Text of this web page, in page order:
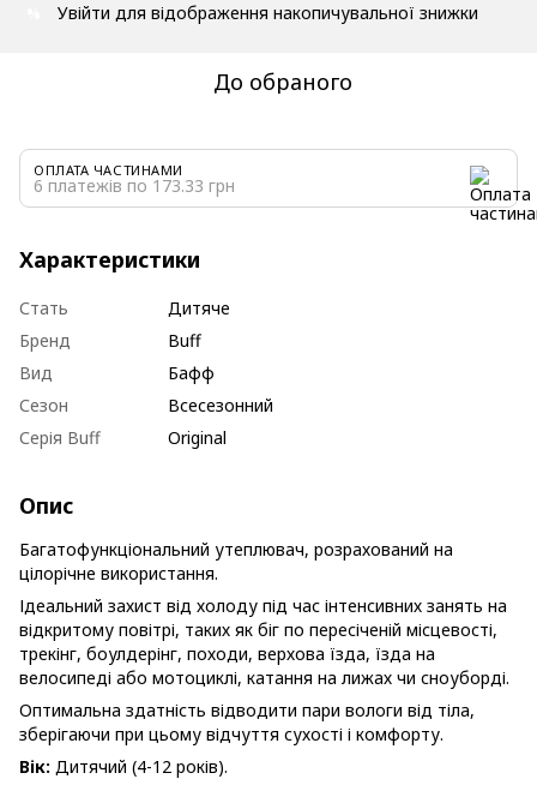
Увійти для відображення накопичувальної знижки
До обраного
ОПЛАТА ЧАСТИНАМИ
6 платежів по 173.33 грн
Характеристики
Стать
Дитяче
Бренд
Buff
Вид
Бафф
Сезон
Всесезонний
Серія Buff
Original
Опис
Багатофункціональний утеплювач, розрахований на
цілорічне використання.
Ідеальний захист від холоду під час інтенсивних занять на
відкритому повітрі, таких як біг по пересіченій місцевості,
трекінг, боулдерінг, походи, верхова їзда, їзда на
велосипеді або мотоциклі, катання на лижах чи сноуборді.
Оптимальна здатність відводити пари вологи від тіла,
зберігаючи при цьому відчуття сухості і комфорту.
Вік: Дитячий (4-12 років).